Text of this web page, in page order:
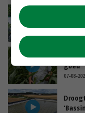
de
goed
07-08-